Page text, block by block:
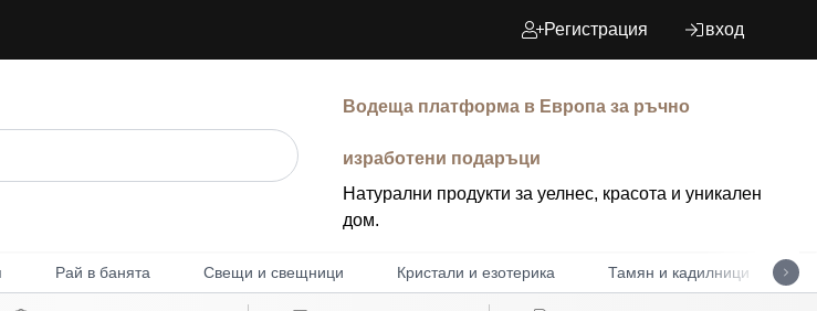
Регистрация вход
Водеща платформа в Европа за ръчно
изработени подаръци
Натурални продукти за уелнес, красота и уникален
дом.
Рай в банята Свещи и свещници Кристали и езотерика Тамян и кадилници